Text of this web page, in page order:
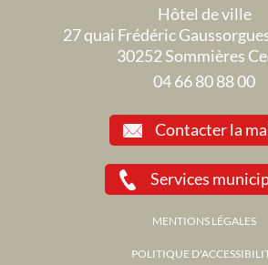
Hôtel de ville
27 quai Frédéric
30252 Sommières
04 66 80 88 00
Contacter la
Services
MENTIONS LÉGALES
POLITIQUE